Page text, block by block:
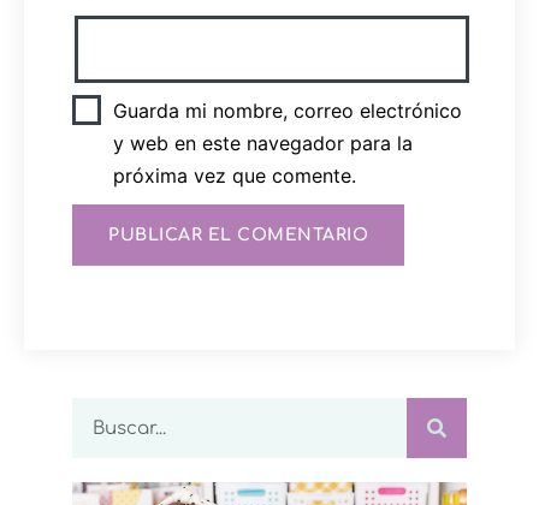
Guarda mi nombre, correo electrónico
y web en este navegador para la
próxima vez que comente.